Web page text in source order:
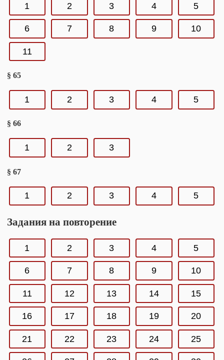
1 2 3 4 5
6 7 8 9 10
11
§ 65
1 2 3 4 5
§ 66
1 2 3
§ 67
1 2 3 4 5
Задания на повторение
1 2 3 4 5
6 7 8 9 10
11 12 13 14 15
16 17 18 19 20
21 22 23 24 25